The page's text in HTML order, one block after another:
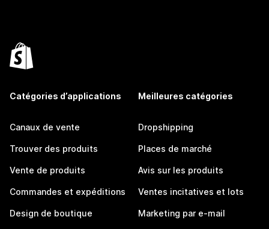
Catégories d’applications
Canaux de vente
Trouver des produits
Vente de produits
Commandes et expéditions
Design de boutique
Meilleures catégories
Dropshipping
Places de marché
Avis sur les produits
Ventes incitatives et lots
Marketing par e-mail